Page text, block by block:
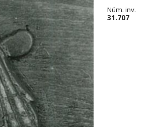
Núm. inv.
31.707